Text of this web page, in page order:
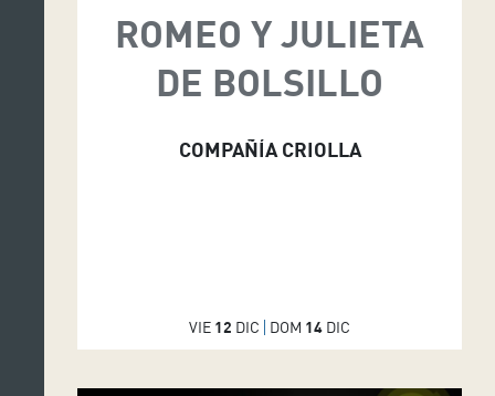
ROMEO Y JULIETA
DE BOLSILLO
COMPAÑÍA CRIOLLA
VIE 12 DIC DOM 14 DIC